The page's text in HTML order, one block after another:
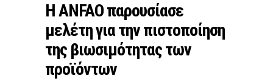
Η ANFAO παρουσίασε
μελέτη για την πιστοποίηση
της βιωσιμότητας των
προϊόντων